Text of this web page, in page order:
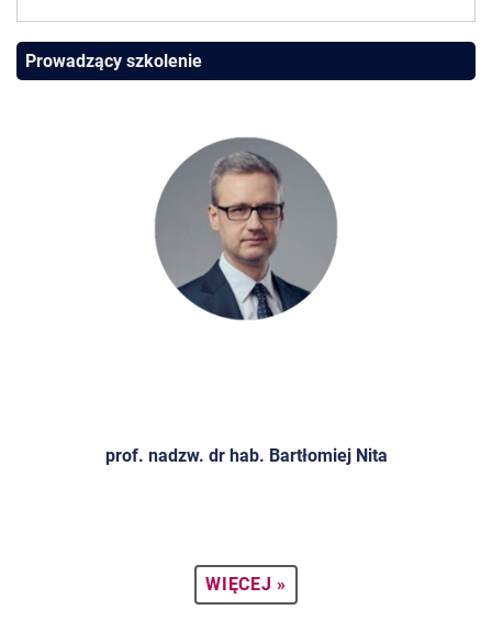
Prowadzący szkolenie
prof. nadzw. dr hab. Bartłomiej Nita
WIĘCEJ »